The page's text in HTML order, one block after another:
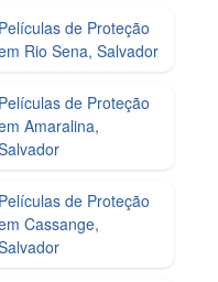
Películas de Proteção
Rio Sena, Salvador
Películas de Proteção
Amaralina,
Películas de Proteção
Cassange,